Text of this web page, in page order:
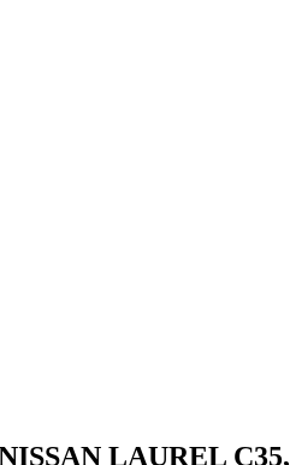
LAUREL C35,